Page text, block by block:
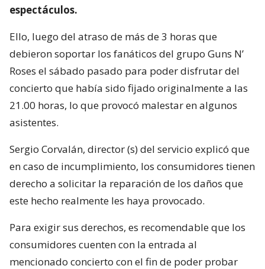
espectáculos.
Ello, luego del atraso de más de 3 horas que
debieron soportar los fanáticos del grupo Guns N’
Roses el sábado pasado para poder disfrutar del
concierto que había sido fijado originalmente a las
21.00 horas, lo que provocó malestar en algunos
asistentes.
Sergio Corvalán, director (s) del servicio explicó que
en caso de incumplimiento, los consumidores tienen
derecho a solicitar la reparación de los daños que
este hecho realmente les haya provocado.
Para exigir sus derechos, es recomendable que los
consumidores cuenten con la entrada al
mencionado concierto con el fin de poder probar